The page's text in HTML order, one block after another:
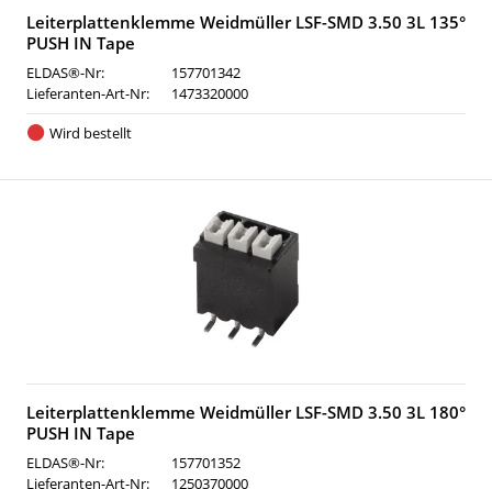
Leiterplattenklemme Weidmüller LSF-SMD 3.50 3L 135°
PUSH IN Tape
ELDAS®-Nr:
157701342
Lieferanten-Art-Nr:
1473320000
Wird bestellt
Leiterplattenklemme Weidmüller LSF-SMD 3.50 3L 180°
PUSH IN Tape
ELDAS®-Nr:
157701352
Lieferanten-Art-Nr:
1250370000